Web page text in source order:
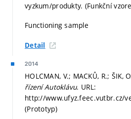
vyzkum/produkty. (Funkční
Functioning sample
Detail
2014
HOLCMAN, V.; MACKŮ, R.; ŠIK,
řízení Autoklávu. URL:
http://www.ufyz.feec.vutbr.cz/
(Prototyp)